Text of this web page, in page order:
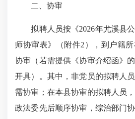
二、协审
拟聘人员按《2026年尤溪县公
师协审表》（附件2），到户籍
协审（若需提供《协审介绍函》
开具）。其中，非党员的拟聘人
需协审；在本县协审的拟聘人员
政法委先后顺序协审，综治部门